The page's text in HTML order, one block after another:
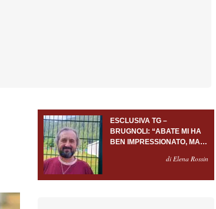
ESCLUSIVA TG –
BRUGNOLI: “ABATE MI HA
BEN IMPRESSIONATO, MA
PORTIERE SERVONOdi Elena Rossin